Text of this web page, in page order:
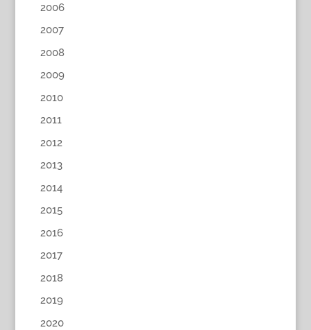
2006
2007
2008
2009
2010
2011
2012
2013
2014
2015
2016
2017
2018
2019
2020